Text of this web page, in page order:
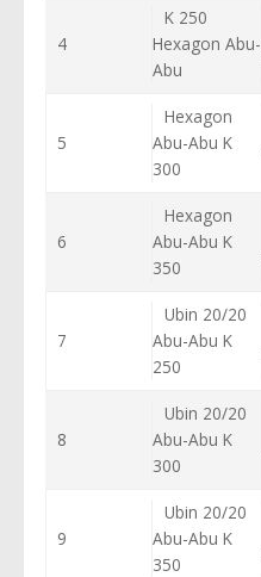
4
K 250
Hexagon Abu-
Abu
5
Hexagon
Abu-Abu K
300
6
Hexagon
Abu-Abu K
350
7
Ubin 20/20
Abu-Abu K
250
8
Ubin 20/20
Abu-Abu K
300
9
Ubin 20/20
Abu-Abu K
350